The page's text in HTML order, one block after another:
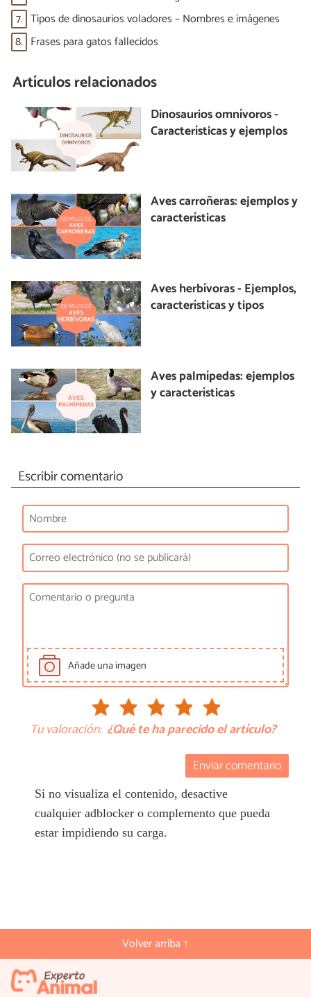
7. Tipos de dinosaurios voladores – Nombres e imágenes
8. Frases para gatos fallecidos
Artículos relacionados
Dinosaurios omnívoros -
Características y ejemplos
Aves carroñeras: ejemplos y
características
Aves herbívoras - Ejemplos,
características y tipos
Aves palmípedas: ejemplos
y características
Escribir comentario
Añade una imagen
Tu valoración: ¿Qué te ha parecido el artículo?
Enviar comentario
Si no visualiza el contenido, desactive
cualquier adblocker o complemento que pueda
estar impidiendo su carga.
Volver arriba ↑